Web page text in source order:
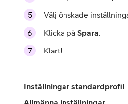
Välj önskade
Klicka på Spara.
Klart!
Inställningar standardprofil
Allmänna inställningar